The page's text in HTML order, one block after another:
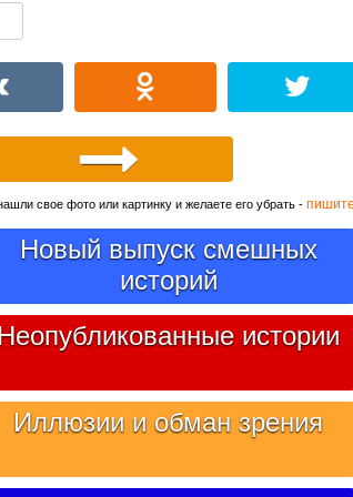
свое фото или картинку и желаете его убрать -
Новый выпуск смешных
историй
истории
Иллюзии и обман зрения